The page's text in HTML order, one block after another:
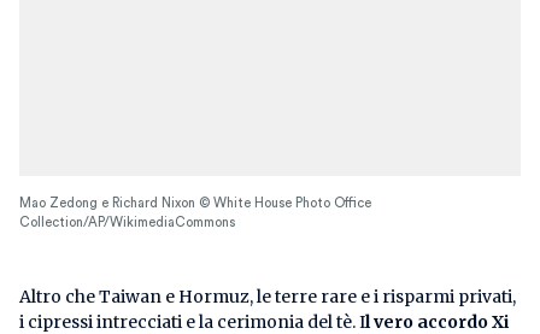
Mao Zedong e Richard Nixon © White House Photo Office
Collection/AP/WikimediaCommons
Altro che Taiwan e Hormuz, le terre rare e i risparmi privati,
i cipressi intrecciati e la cerimonia del tè. Il vero accordo Xi